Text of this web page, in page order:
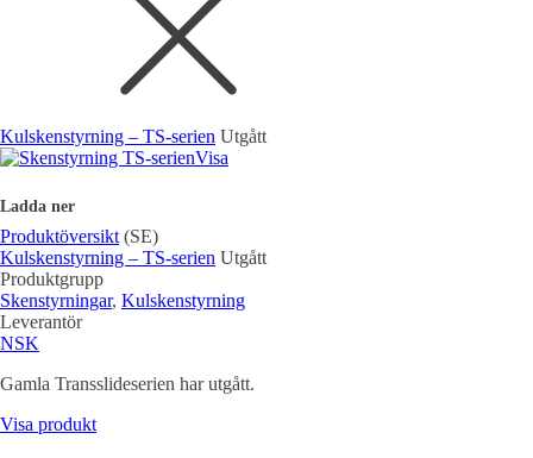
Kulskenstyrning – TS-serien Utgått
Visa
Ladda ner
Produktöversikt (SE)
Kulskenstyrning – TS-serien Utgått
Produktgrupp
Skenstyrningar, Kulskenstyrning
Leverantör
NSK
Gamla Transslideserien har utgått.
Visa produkt